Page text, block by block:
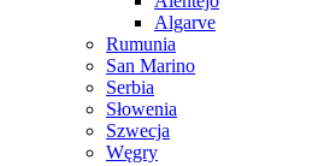
Algarve
Rumunia
San Marino
Serbia
Słowenia
Szwecja
Węgry